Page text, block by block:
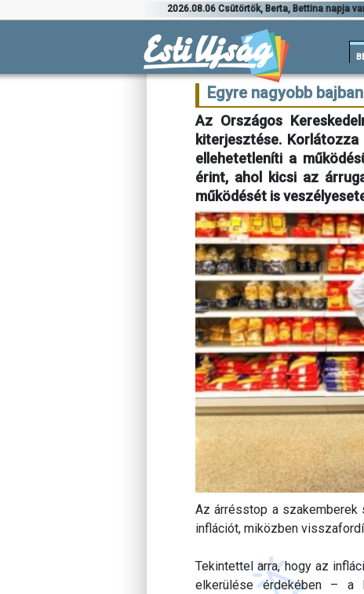
2026.08.06 Csütörtök, Berta, Bettina napja
Egyre nagyobb
Az Országos
kiterjesztése.
ellehetetleníti a
érint, ahol kicsi az
működését is
Az árrésstop a szakemberek
inflációt, miközben
Tekintettel arra, hogy az
elkerülése érdekében – a